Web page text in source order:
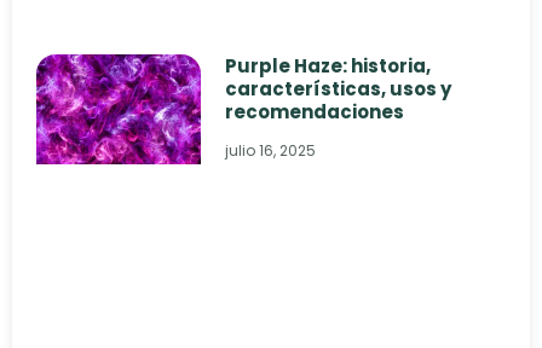
Purple Haze: historia,
características, usos y
recomendaciones
julio 16, 2025